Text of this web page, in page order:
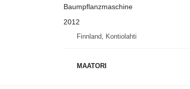
Baumpflanzmaschine
2012
Finnland, Kontiolahti
MAATORI